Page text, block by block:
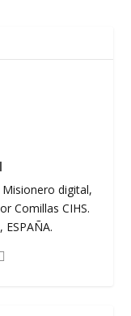
digital,
Comillas CIHS.